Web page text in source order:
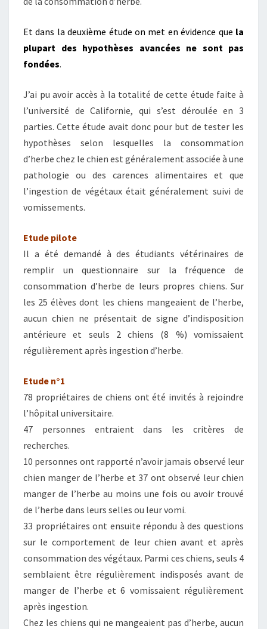
Et dans la deuxième étude on met en évidence que la
plupart des hypothèses avancées ne sont pas
fondées.
J’ai pu avoir accès à la totalité de cette étude faite à
l’université de Californie, qui s’est déroulée en 3
parties. Cette étude avait donc pour but de tester les
hypothèses selon lesquelles la consommation
d’herbe chez le chien est généralement associée à une
pathologie ou des carences alimentaires et que
l’ingestion de végétaux était généralement suivi de
vomissements.
Etude pilote
Il a été demandé à des étudiants vétérinaires de
remplir un questionnaire sur la fréquence de
consommation d’herbe de leurs propres chiens. Sur
les 25 élèves dont les chiens mangeaient de l’herbe,
aucun chien ne présentait de signe d’indisposition
antérieure et seuls 2 chiens (8 %) vomissaient
régulièrement après ingestion d’herbe.
Etude n°1
78 propriétaires de chiens ont été invités à rejoindre
l’hôpital universitaire.
47 personnes entraient dans les critères de
recherches.
10 personnes ont rapporté n’avoir jamais observé leur
chien manger de l’herbe et 37 ont observé leur chien
manger de l’herbe au moins une fois ou avoir trouvé
de l’herbe dans leurs selles ou leur vomi.
33 propriétaires ont ensuite répondu à des questions
sur le comportement de leur chien avant et après
consommation des végétaux. Parmi ces chiens, seuls 4
semblaient être régulièrement indisposés avant de
manger de l’herbe et 6 vomissaient régulièrement
après ingestion.
Chez les chiens qui ne mangeaient pas d’herbe, aucun